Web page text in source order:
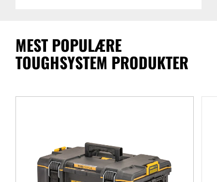
MEST POPULÆRE
TOUGHSYSTEM PRODUKTER